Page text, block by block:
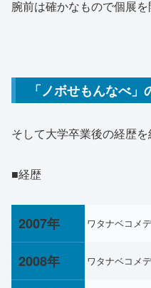
腕前は確かなもので個展を
「ノボせもんなべ」
そして大学卒業後の経歴を
■経歴
2007年 ワタナベコメ
2008年 ワタナベコメ